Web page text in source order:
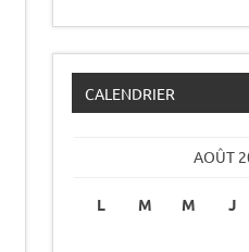
CALENDRIER
AOÛT
L M M J